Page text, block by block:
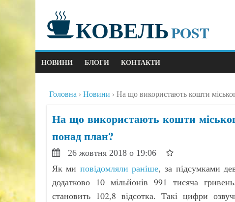
КОВЕЛЬPOST
НОВИНИ БЛОГИ КОНТАКТИ
Головна Новини На що використають кошти
На що використають кошти
понад план?
26 жовтня 2018 о 19:06
Як ми повідомляли раніше, за підсумками
додатково 10 мільйонів 991 тисяча
становить 102,8 відсотка. Такі цифри